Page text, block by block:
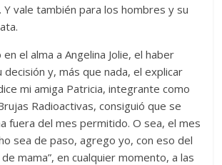
Y vale también para los hombres y su
el alma a Angelina Jolie, el haber
decisión y, más que nada, el explicar
mi amiga Patricia, integrante como
Radioactivas, consiguió que se
fuera del mes permitido. O sea, el mes
sea de paso, agrego yo, con eso del
mama”, en cualquier momento, a las